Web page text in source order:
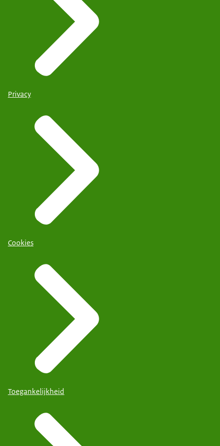
Privacy
Cookies
Toegankelijkheid